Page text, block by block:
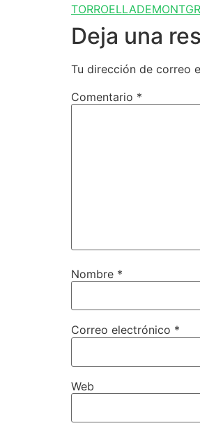
Deja una
Tu dirección de correo
Comentario *
Nombre *
Correo electrónico *
Web